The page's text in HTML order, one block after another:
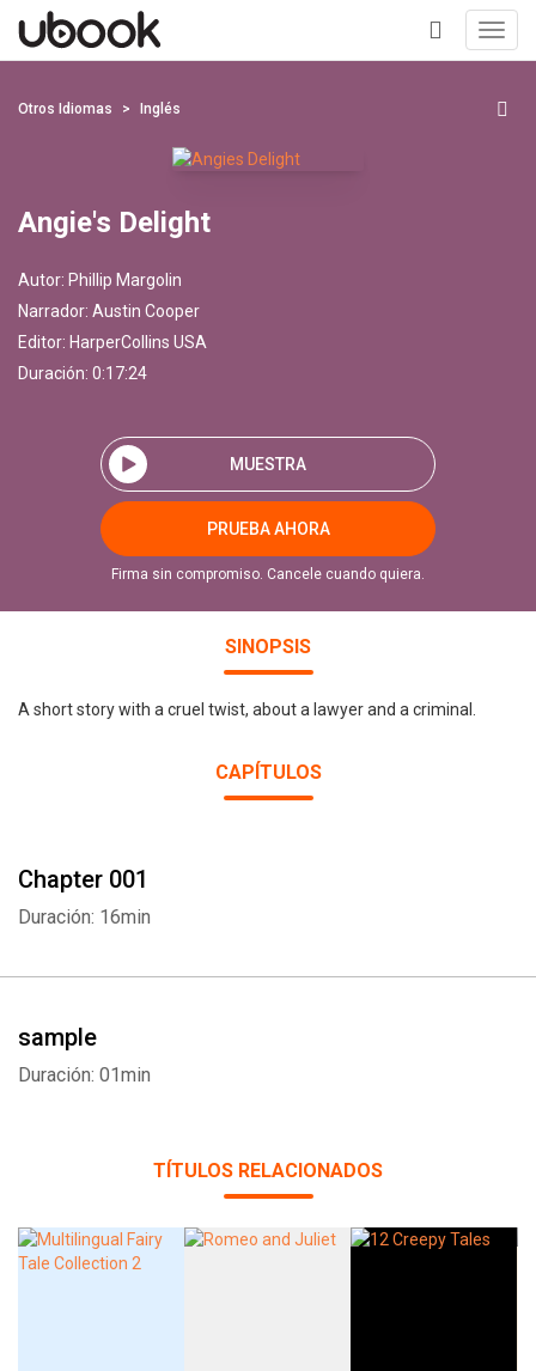
+
Otros Idiomas Inglés
Angie's Delight
Autor: Phillip Margolin
Narrador: Austin Cooper
Editor: HarperCollins USA
Duración: 0:17:24
MUESTRA
PRUEBA AHORA
Firma sin compromiso. Cancele cuando quiera.
SINOPSIS
A short story with a cruel twist, about a lawyer and a criminal.
CAPÍTULOS
Chapter 001
Duración: 16min
sample
Duración: 01min
TÍTULOS RELACIONADOS